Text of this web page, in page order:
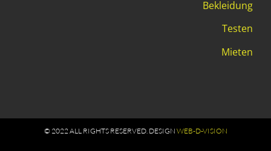
Bekleidung
Testen
Mieten
© 2022 ALL RIGHTS RESERVED​. DESIGN WEB-D-VISION